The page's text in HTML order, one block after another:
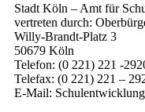
Stadt Köln – Amt für
vertreten durch:
Willy-Brandt-Platz 3
50679 Köln
Telefon: (0 221) 221 -
Telefax: (0 221) 221 –
E-Mail: